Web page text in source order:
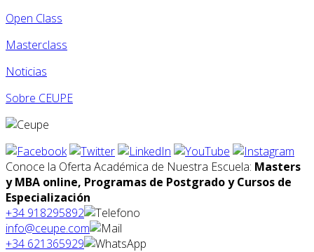
Open Class
Masterclass
Noticias
Sobre CEUPE
Conoce la Oferta Académica de Nuestra Escuela: Masters
y MBA online, Programas de Postgrado y Cursos de
Especialización
+34 918295892
info@ceupe.com
+34 621365929